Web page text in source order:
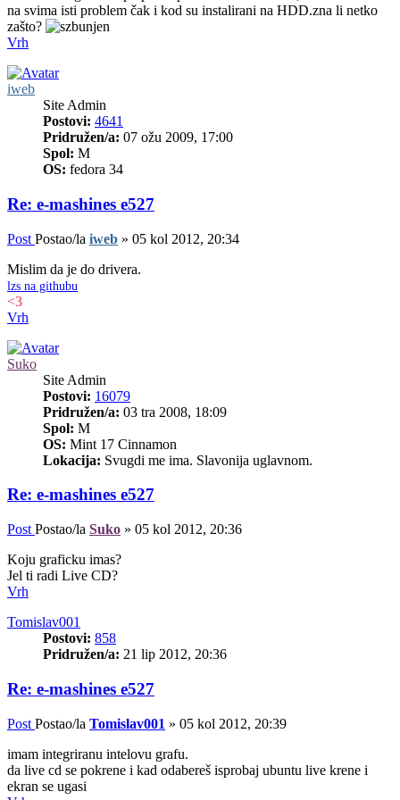
na svima isti problem čak i kod su instalirani na HDD.zna li netko
zašto?
Vrh
iweb
Site Admin
Postovi: 4641
Pridružen/a: 07 ožu 2009, 17:00
Spol: M
OS: fedora 34
Re: e-mashines e527
Post Postao/la iweb » 05 kol 2012, 20:34
Mislim da je do drivera.
lzs na githubu
<3
Vrh
Suko
Site Admin
Postovi: 16079
Pridružen/a: 03 tra 2008, 18:09
Spol: M
OS: Mint 17 Cinnamon
Lokacija: Svugdi me ima. Slavonija uglavnom.
Re: e-mashines e527
Post Postao/la Suko » 05 kol 2012, 20:36
Koju graficku imas?
Jel ti radi Live CD?
Vrh
Tomislav001
Postovi: 858
Pridružen/a: 21 lip 2012, 20:36
Re: e-mashines e527
Post Postao/la Tomislav001 » 05 kol 2012, 20:39
imam integriranu intelovu grafu.
da live cd se pokrene i kad odabereš isprobaj ubuntu live krene i
ekran se ugasi